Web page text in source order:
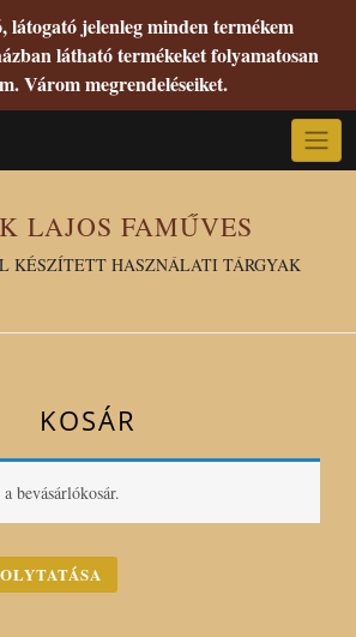
látogató jelenleg minden termékem
látható termékeket folyamatosan
Várom megrendeléseiket.
LAJOS FAMŰVES
KÉSZÍTETT HASZNÁLATI TÁRGYAK
KOSÁR
bevásárlókosár.